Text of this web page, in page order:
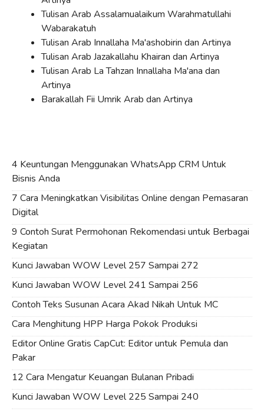
Tulisan Arab Assalamualaikum Warahmatullahi
Wabarakatuh
Tulisan Arab Innallaha Ma'ashobirin dan Artinya
Tulisan Arab Jazakallahu Khairan dan Artinya
Tulisan Arab La Tahzan Innallaha Ma'ana dan
Artinya
Barakallah Fii Umrik Arab dan Artinya
4 Keuntungan Menggunakan WhatsApp CRM Untuk
Bisnis Anda
7 Cara Meningkatkan Visibilitas Online dengan Pemasaran
Digital
9 Contoh Surat Permohonan Rekomendasi untuk Berbagai
Kegiatan
Kunci Jawaban WOW Level 257 Sampai 272
Kunci Jawaban WOW Level 241 Sampai 256
Contoh Teks Susunan Acara Akad Nikah Untuk MC
Cara Menghitung HPP Harga Pokok Produksi
Editor Online Gratis CapCut: Editor untuk Pemula dan
Pakar
12 Cara Mengatur Keuangan Bulanan Pribadi
Kunci Jawaban WOW Level 225 Sampai 240